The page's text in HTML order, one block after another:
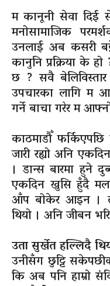
म कानूनी सेवा दिई
मनोसामाजिक
उनलाई अब कसरी
कानुनि प्रक्रिया के
छ ? सवै
उपचारका लागि म
गर्ने बाचा गरेर म
काठमाडौँ
जारी रह्यो अनि
। डान्स बारमा हुने
एकदिन खुसि हुँदै
आँप बोकेर आइन ।
थियो । अनि जीबन
उता सुर्खेत हल्लिदै
उनीसँग छुट्टि
कि अब पनि हाम्रो